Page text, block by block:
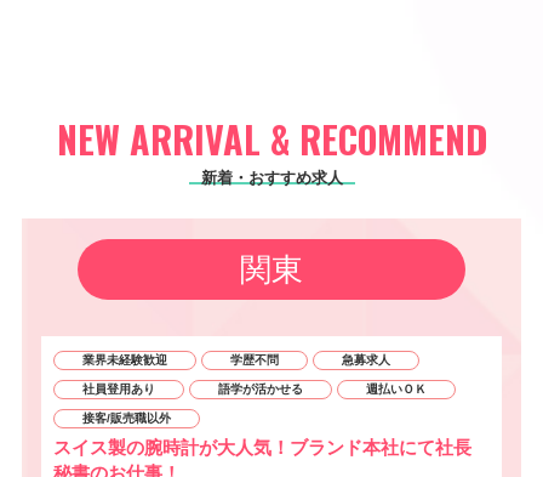
NEW ARRIVAL & RECOMMEND
新着・おすすめ求人
関東
業界未経験歓迎 学歴不問 急募求人
社員登用あり 語学が活かせる 週払いＯＫ
接客/販売職以外
スイス製の腕時計が大人気！ブランド本社にて社長
秘書のお仕事！